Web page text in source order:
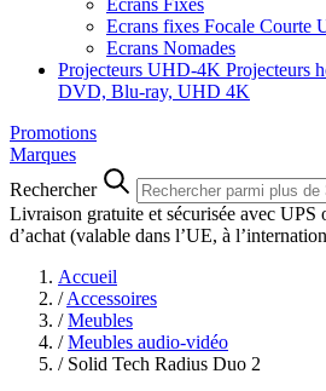
Ecrans Fixes
Ecrans fixes Focale Courte
Ecrans Nomades
Projecteurs UHD-4K Projecteurs
DVD, Blu-ray, UHD 4K
Promotions
Marques
Rechercher
Livraison gratuite et sécurisée avec UPS
d’achat (valable dans l’UE, à
Accueil
/ Accessoires
/ Meubles
/ Meubles audio-vidéo
/ Solid Tech Radius Duo 2